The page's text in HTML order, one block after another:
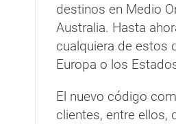
destinos en Medio
Australia. Hasta
cualquiera de estos
Europa o los
El nuevo código
clientes, entre ellos,